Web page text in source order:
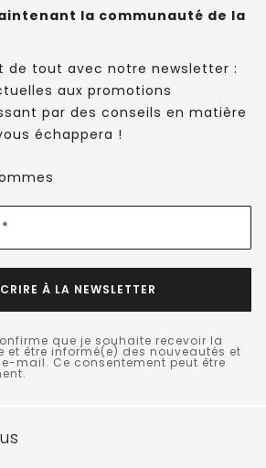
la communauté de la
de tout avec notre newsletter :
aux promotions
par des conseils en matière
échappera !
À LA NEWSLETTER
que je souhaite recevoir la
et être informé(e) des nouveautés et
mail. Ce consentement peut être